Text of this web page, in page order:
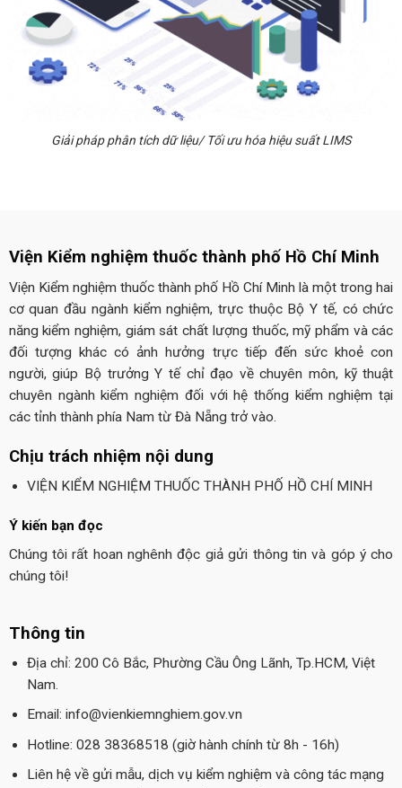
Giải pháp phân tích dữ liệu/ Tối ưu hóa hiệu suất LIMS
Viện Kiểm nghiệm thuốc thành phố Hồ Chí Minh
Viện Kiểm nghiệm thuốc thành phố Hồ Chí Minh là một trong hai
cơ quan đầu ngành kiểm nghiệm, trực thuộc Bộ Y tế, có chức
năng kiểm nghiệm, giám sát chất lượng thuốc, mỹ phẩm và các
đối tượng khác có ảnh hưởng trực tiếp đến sức khoẻ con
người, giúp Bộ trưởng Y tế chỉ đạo về chuyên môn, kỹ thuật
chuyên ngành kiểm nghiệm đối với hệ thống kiểm nghiệm tại
các tỉnh thành phía Nam từ Đà Nẵng trở vào.
Chịu trách nhiệm nội dung
VIỆN KIỂM NGHIỆM THUỐC THÀNH PHỐ HỒ CHÍ MINH
Ý kiến bạn đọc
Chúng tôi rất hoan nghênh độc giả gửi thông tin và góp ý cho
chúng tôi!
Thông tin
Địa chỉ: 200 Cô Bắc, Phường Cầu Ông Lãnh, Tp.HCM, Việt
Nam.
Email: info@vienkiemnghiem.gov.vn
Hotline: 028 38368518 (giờ hành chính từ 8h - 16h)
Liên hệ về gửi mẫu, dịch vụ kiểm nghiệm và công tác mạng